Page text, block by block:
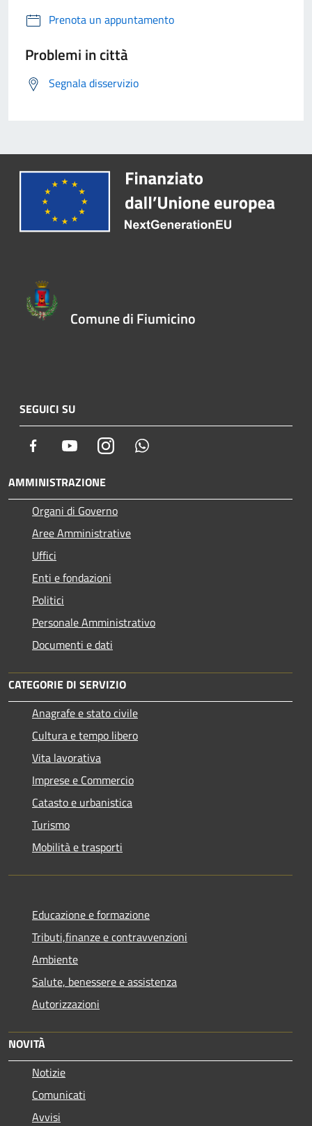
Prenota un appuntamento
Problemi in città
Segnala disservizio
Comune di Fiumicino
SEGUICI SU
Facebook YoutubeInstagram
AMMINISTRAZIONE
Organi di Governo
Aree Amministrative
Uffici
Enti e fondazioni
Politici
Personale Amministrativo
Documenti e dati
CATEGORIE DI SERVIZIO
Anagrafe e stato civile
Cultura e tempo libero
Vita lavorativa
Imprese e Commercio
Catasto e urbanistica
Turismo
Mobilità e trasporti
Educazione e formazione
Tributi,finanze e contravvenzioni
Ambiente
Salute, benessere e assistenza
Autorizzazioni
NOVITÀ
Notizie
Comunicati
Avvisi